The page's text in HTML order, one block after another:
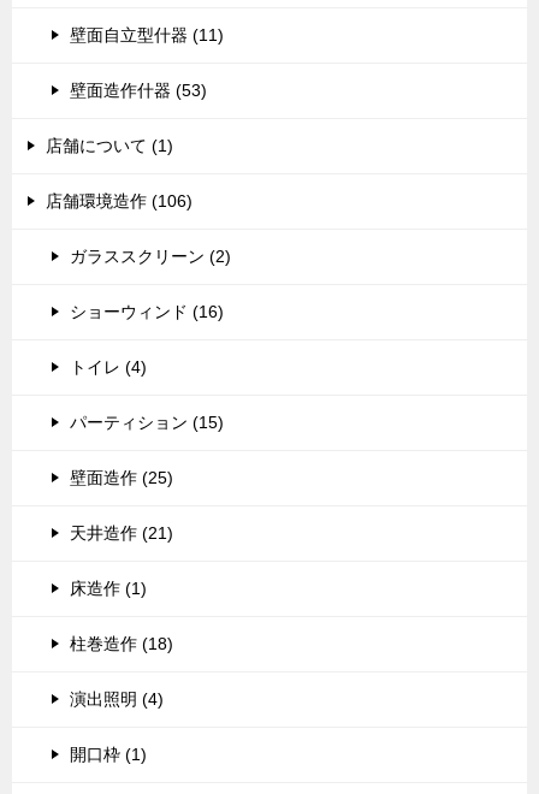
壁面自立型什器 (11)
壁面造作什器 (53)
店舗について (1)
店舗環境造作 (106)
ガラススクリーン (2)
ショーウィンド (16)
トイレ (4)
パーティション (15)
壁面造作 (25)
天井造作 (21)
床造作 (1)
柱巻造作 (18)
演出照明 (4)
開口枠 (1)